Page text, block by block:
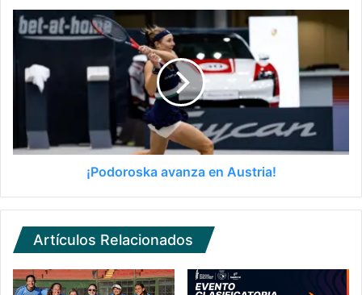
¡Podoroska avanza en Austria!
Artículos Relacionados